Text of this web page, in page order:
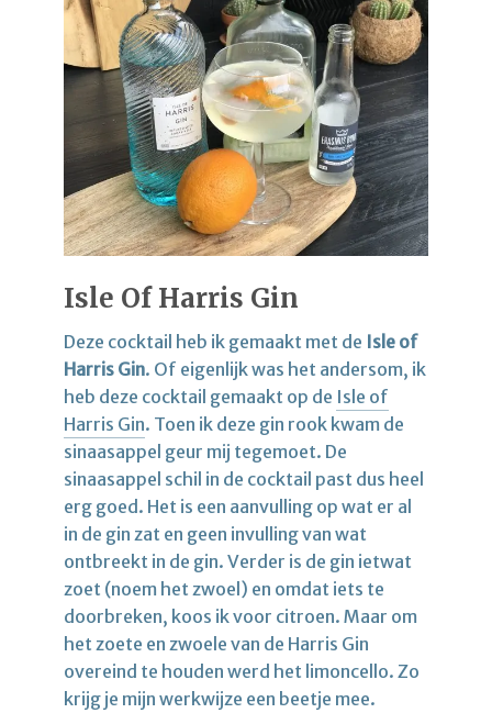
Isle Of Harris Gin
Deze cocktail heb ik gemaakt met de Isle of
Harris Gin. Of eigenlijk was het andersom, ik
heb deze cocktail gemaakt op de Isle of
Harris Gin. Toen ik deze gin rook kwam de
sinaasappel geur mij tegemoet. De
sinaasappel schil in de cocktail past dus heel
erg goed. Het is een aanvulling op wat er al
in de gin zat en geen invulling van wat
ontbreekt in de gin. Verder is de gin ietwat
zoet (noem het zwoel) en omdat iets te
doorbreken, koos ik voor citroen. Maar om
het zoete en zwoele van de Harris Gin
overeind te houden werd het limoncello. Zo
krijg je mijn werkwijze een beetje mee.